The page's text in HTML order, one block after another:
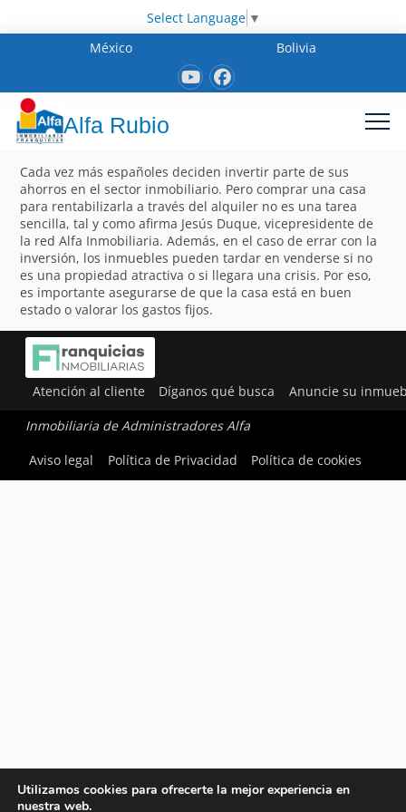
Select Language ▼
México
Bolivia
Alfa Rubio
Cada vez más españoles deciden invertir parte de sus
ahorros en el sector inmobiliario. Pero comprar una casa
para rentabilizarla a través del alquiler no es una tarea
sencilla, tal y como afirma Jesús Duque, vicepresidente de
la red Alfa Inmobiliaria. Además, en el caso de errar con la
inversión, los inmuebles pueden tardar en venderse si no
es una propiedad atractiva o si llegara una crisis. Por eso,
es importante asegurarse de que la casa está en buen
estado o valorar los gastos fijos.
Atención al cliente Díganos qué busca Anuncie su
Inmobiliaria de Administradores Alfa
Aviso legal
Política de Privacidad Política de cookies
Utilizamos cookies para ofrecerte la mejor experiencia en
nuestra web.